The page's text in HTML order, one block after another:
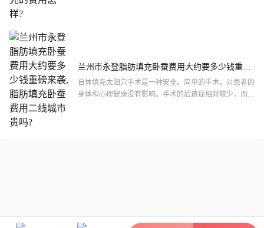
兰州市永登脂肪填充卧蚕费用大约要多少钱重磅
来袭,脂肪填充卧蚕费用二线城市贵吗?
自体填充太阳穴手术是一种安全、简单的手术，对患者的
身体和心理健康没有影响。手术的后遗症相对较少，而且